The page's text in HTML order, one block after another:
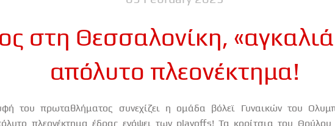
στη Θεσσαλονίκη,
απόλυτο πλεονέκτημα!
του πρωταθλήματος συνεχίζει η ομάδα βόλεϊ Γυναικών του
πλεονέκτημα έδρας ενόψει των playoffs! Τα κορίτσια του